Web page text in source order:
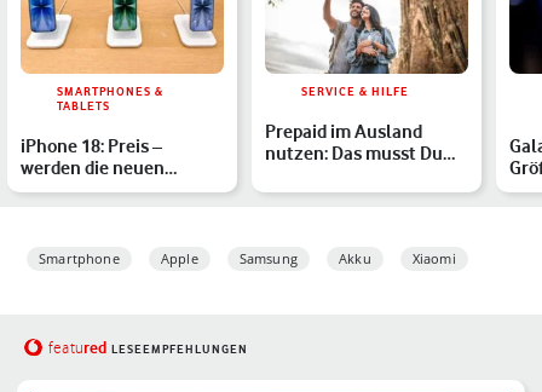
SMARTPHONES &
TABLETS
iPhone 18: Preis –
werden die neuen
Modelle teurer?
SERVICE & HILFE
Prepaid im Ausland
nutzen: Das musst Du
Smartphone Apple Samsung Akku Xiaomi
featured LESEEMPFEHLUNGEN